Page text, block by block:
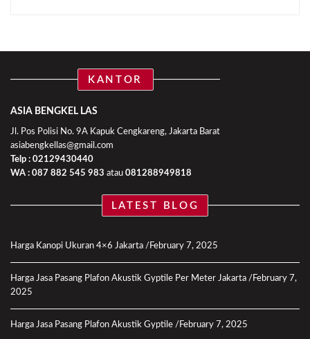
KANTOR
ASIA BENGKEL LAS
Jl. Pos Polisi No. 9A Kapuk Cengkareng, Jakarta Barat
asiabengkellas@gmail.com
Telp : 02129430440
WA : 087 882 545 983 atau 081288949818
LATEST BLOG
Harga Kanopi Ukuran 4×6 Jakarta February 7, 2025
Harga Jasa Pasang Plafon Akustik Gyptile Per Meter Jakarta
February 7,
2025
Harga Jasa Pasang Plafon Akustik Gyptile February 7, 2025